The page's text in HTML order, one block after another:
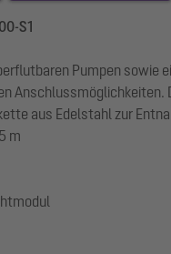
S1
Pumpen
aus Edelstahl zur
m